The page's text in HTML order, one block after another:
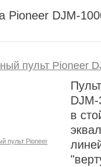
Pioneer DJM-
пульт Pioneer
в